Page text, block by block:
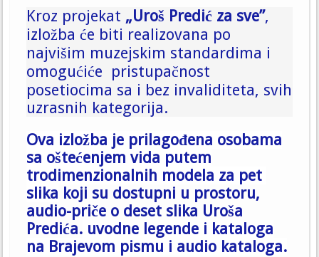
Kroz projekat „Uroš Predić za sve”,
izložba će biti realizovana po
najvišim muzejskim standardima i
omogućiće pristupačnost
posetiocima sa i bez invaliditeta, svih
uzrasnih kategorija.
Ova izložba je prilagođena osobama
sa oštećenjem vida putem
trodimenzionalnih modela za pet
slika koji su dostupni u prostoru,
audio-priče o deset slika Uroša
Predića. uvodne legende i kataloga
na Brajevom pismu i audio kataloga.